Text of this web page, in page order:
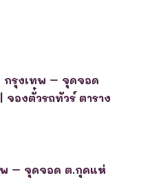
กรุงเทพ – จุดจอด
องตั๋วรถทัวร์ ตาราง
– จุดจอด ต.กุดแห่